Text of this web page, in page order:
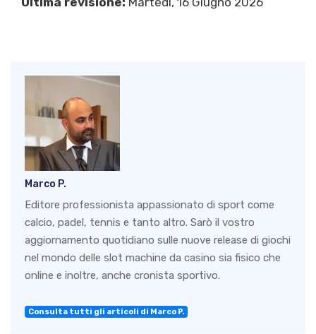
Marco P.
Editore professionista appassionato di sport come
calcio, padel, tennis e tanto altro. Sarò il vostro
aggiornamento quotidiano sulle nuove release di giochi
nel mondo delle slot machine da casino sia fisico che
online e inoltre, anche cronista sportivo.
Consulta tutti gli articoli di Marco P.